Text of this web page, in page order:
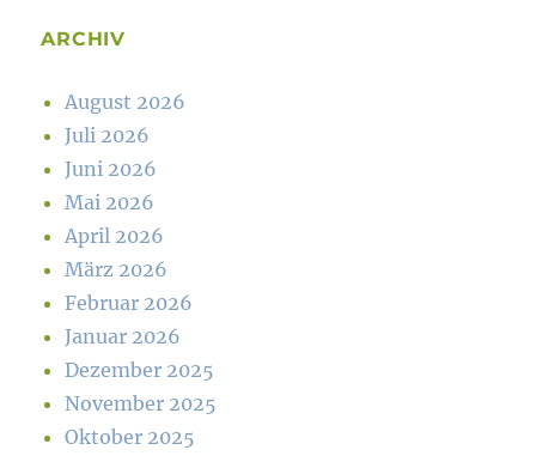
ARCHIV
August 2026
Juli 2026
Juni 2026
Mai 2026
April 2026
März 2026
Februar 2026
Januar 2026
Dezember 2025
November 2025
Oktober 2025